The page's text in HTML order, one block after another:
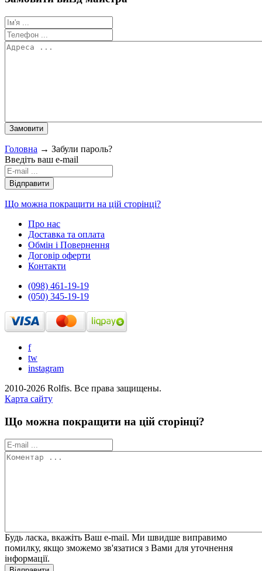
Головна → Забули пароль?
Введіть ваш e-mail
Що можна покращити на цій сторінці?
Про нас
Доставка та оплата
Обмін і Повернення
Договір оферти
Контакти
(098) 461-19-19
(050) 345-19-19
f
tw
instagram
2010-2026 Rolfis. Все права защищены.
Карта сайту
Що можна покращити на цій сторінці?
Будь ласка, вкажіть Ваш e-mail. Ми швидше виправимо
помилку, якщо зможемо зв'язатися з Вами для уточнення
інформації.